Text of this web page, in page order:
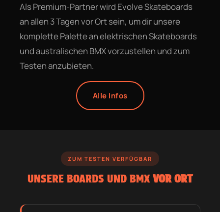
Als Premium-Partner wird Evolve Skateboards
an allen 3 Tagen vor Ort sein, um dir unsere
komplette Palette an elektrischen Skateboards
und australischen BMX vorzustellen und zum
Testen anzubieten.
Alle Infos
ZUM TESTEN VERFÜGBAR
UNSERE BOARDS UND BMX VOR ORT